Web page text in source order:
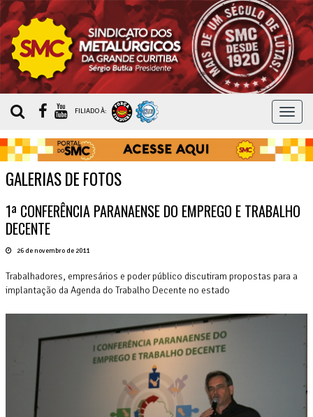
MENU
FILIADO À:
GALERIAS DE FOTOS
1ª CONFERÊNCIA PARANAENSE DO EMPREGO E TRABALHO
DECENTE
26 de novembro de 2011
Trabalhadores, empresários e poder público discutiram propostas para a
implantação da Agenda do Trabalho Decente no estado